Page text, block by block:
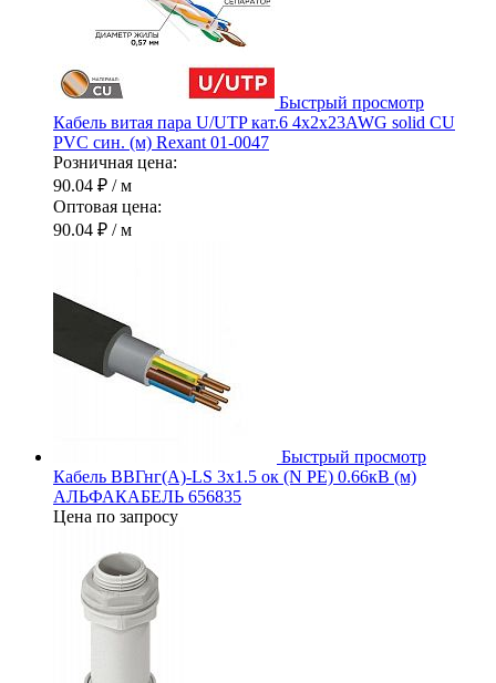
Быстрый просмотр
Кабель витая пара U/UTP кат.6 4х2х23AWG solid CU
PVC син. (м) Rexant 01-0047
Розничная цена:
90.04 ₽ / м
Оптовая цена:
90.04 ₽ / м
Быстрый просмотр
Кабель ВВГнг(А)-LS 3х1.5 ок (N PE) 0.66кВ (м)
АЛЬФАКАБЕЛЬ 656835
Цена по запросу